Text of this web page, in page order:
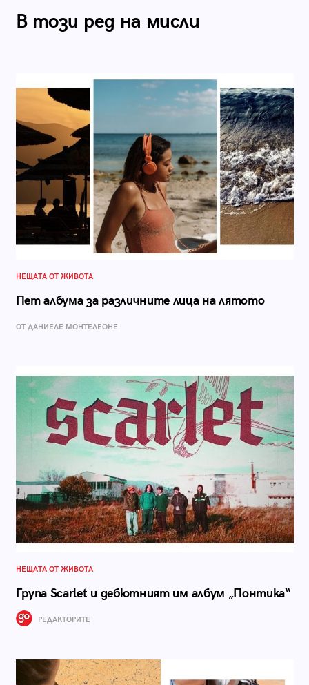
В този ред на мисли
НЕЩАТА ОТ ЖИВОТА
Пет албума за различните лица на лятото
ОТ ДАНИЕЛЕ МОНТЕЛЕОНЕ
НЕЩАТА ОТ ЖИВОТА
Група Scarlet и дебютният им албум „Понтика“
РЕДАКТОРИТЕ